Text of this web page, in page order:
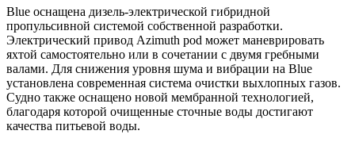
Blue оснащена дизель-электрической гибридной
пропульсивной системой собственной разработки.
Электрический привод Azimuth pod может маневрировать
яхтой самостоятельно или в сочетании с двумя гребными
валами. Для снижения уровня шума и вибрации на Blue
установлена современная система очистки выхлопных газов.
Судно также оснащено новой мембранной технологией,
благодаря которой очищенные сточные воды достигают
качества питьевой воды.